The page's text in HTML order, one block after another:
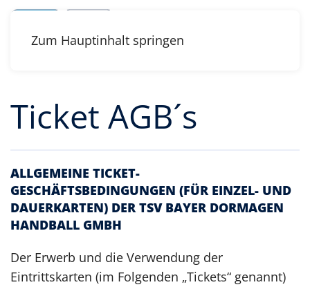
Zum Hauptinhalt springen
Ticket AGB´s
ALLGEMEINE TICKET-
GESCHÄFTSBEDINGUNGEN (FÜR EINZEL- UND
DAUERKARTEN) DER TSV BAYER DORMAGEN
HANDBALL GMBH
Der Erwerb und die Verwendung der
Eintrittskarten (im Folgenden „Tickets“ genannt)